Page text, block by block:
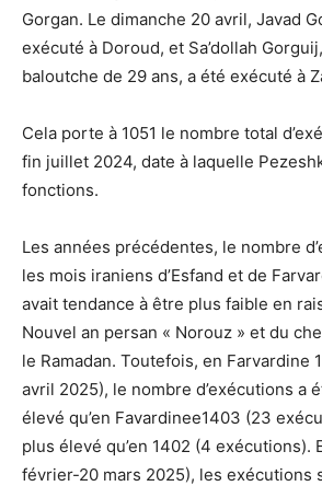
Gorgan. Le dimanche 20 avril, Javad
exécuté à Doroud, et Sa’dollah
baloutche de 29 ans, a été exécuté à
Cela porte à 1051 le nombre total
fin juillet 2024, date à laquelle
fonctions.
Les années précédentes, le nombre
les mois iraniens d’Esfand et de
avait tendance à être plus faible en
Nouvel an persan « Norouz » et du
le Ramadan. Toutefois, en Farvardine
avril 2025), le nombre d’exécutions a
élevé qu’en Favardinee1403 (23
plus élevé qu’en 1402 (4 exécutions).
février-20 mars 2025), les exécutions